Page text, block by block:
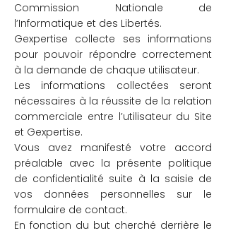
Commission Nationale de
l’Informatique et des Libertés.
Gexpertise collecte ses informations
pour pouvoir répondre correctement
à la demande de chaque utilisateur.
Les informations collectées seront
nécessaires à la réussite de la relation
commerciale entre l’utilisateur du Site
et Gexpertise.
Vous avez manifesté votre accord
préalable avec la présente politique
de confidentialité suite à la saisie de
vos données personnelles sur le
formulaire de contact.
En fonction du but cherché derrière le